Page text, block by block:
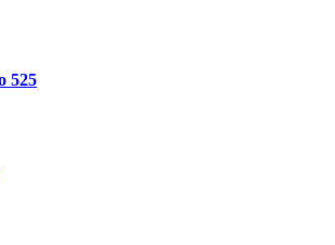
525